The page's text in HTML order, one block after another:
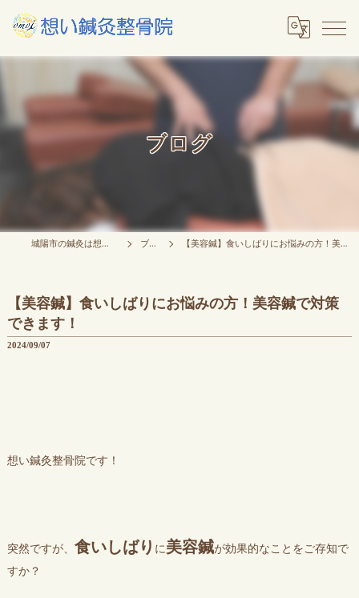
ブログ
城陽市の鍼灸は想い鍼灸整骨院 ブログ 【美容鍼】食いしばりにお悩みの方！美容鍼で対策できます！
【美容鍼】食いしばりにお悩みの方！美容鍼で対策
できます！
2024/09/07
想い鍼灸整骨院です！
突然ですが、 食いしばり に美容鍼が効果的なことをご存知で
すか？